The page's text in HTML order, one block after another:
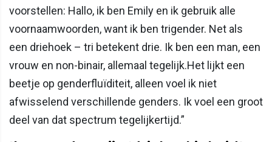
voorstellen: Hallo, ik ben Emily en ik gebruik alle
voornaamwoorden, want ik ben trigender. Net als
een driehoek – tri betekent drie. Ik ben een man, een
vrouw en non-binair, allemaal tegelijk.Het lijkt een
beetje op genderfluïditeit, alleen voel ik niet
afwisselend verschillende genders. Ik voel een groot
deel van dat spectrum tegelijkertijd.”